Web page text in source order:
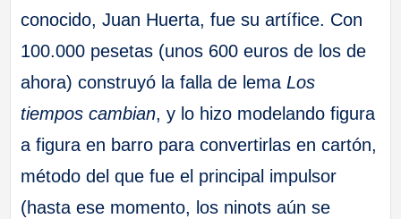
conocido, Juan Huerta, fue su artífice. Con
100.000 pesetas (unos 600 euros de los de
ahora) construyó la falla de lemaLos
tiempos cambian, y lo hizo modelando figura
a figura en barro para convertirlas en cartón,
método del que fue el principal impulsor
(hasta ese momento, los ninots aún se